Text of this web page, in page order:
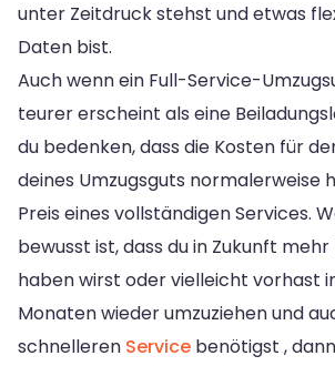
unter Zeitdruck stehst und etwas
Daten bist.
Auch wenn ein Full-Service-
teurer erscheint als eine
du bedenken, dass die Kosten für
deines Umzugsguts normalerweise
Preis eines vollständigen Services.
bewusst ist, dass du in Zukunft
haben wirst oder vielleicht vorhast
Monaten wieder umzuziehen und
schnelleren Service benötigst ,